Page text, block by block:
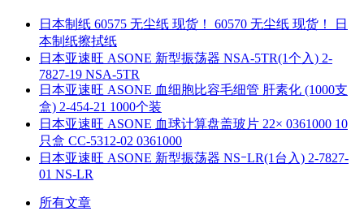
日本制纸 60575 无尘纸 现货！ 60570 无尘纸 现货！ 日
本制纸擦拭纸
日本亚速旺 ASONE 新型振荡器 NSA-5TR(1个入) 2-
7827-19 NSA-5TR
日本亚速旺 ASONE 血细胞比容毛细管 肝素化 (1000支
盒) 2-454-21 1000个装
日本亚速旺 ASONE 血球计算盘盖玻片 22× 0361000 10
只盒 CC-5312-02 0361000
日本亚速旺 ASONE 新型振荡器 NSｰLR(1台入) 2-7827-
01 NS-LR
所有文章